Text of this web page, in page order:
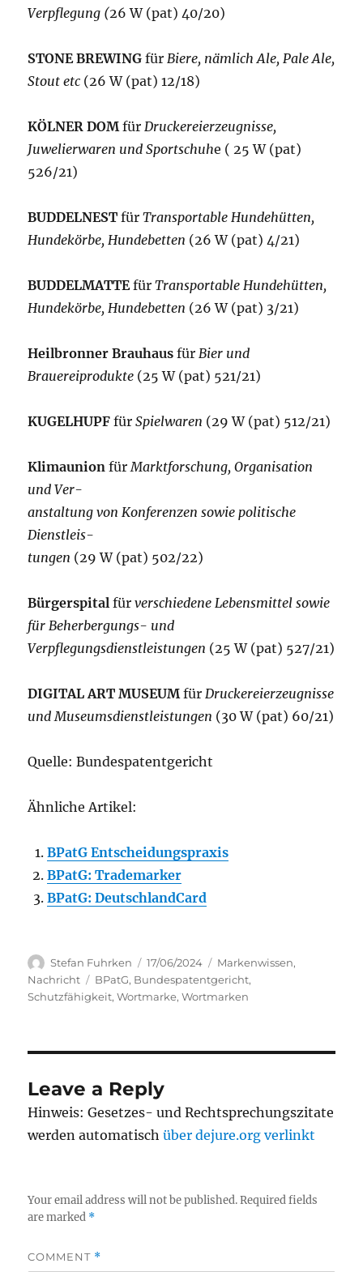
Verpflegung (26 W (pat) 40/20)
STONE BREWING fürBiere, nämlich Ale, Pale Ale,
Stout etc (26 W (pat) 12/18)
KÖLNER DOMfürDruckereierzeugnisse,
Juwelierwaren und Sportschuhe ( 25 W (pat)
526/21)
BUDDELNESTfür Transportable Hundehütten,
Hundekörbe, Hundebetten (26 W (pat) 4/21)
BUDDELMATTEfür Transportable Hundehütten,
Hundekörbe, Hundebetten (26 W (pat) 3/21)
Heilbronner Brauhaus fürBier und
Brauereiprodukte (25 W (pat) 521/21)
KUGELHUPFfürSpielwaren (29 W (pat) 512/21)
KlimaunionfürMarktforschung, Organisation
und Ver-
anstaltung von Konferenzen sowie politische
Dienstleis-
tungen (29 W (pat) 502/22)
Bürgerspitalfürverschiedene Lebensmittel sowie
für Beherbergungs- und
Verpflegungsdienstleistungen (25 W (pat) 527/21)
DIGITAL ART MUSEUMfürDruckereierzeugnisse
und Museumsdienstleistungen (30 W (pat) 60/21)
Quelle: Bundespatentgericht
Ähnliche Artikel:
BPatG Entscheidungspraxis
BPatG: Trademarker
BPatG: DeutschlandCard
Author
Stefan Fuhrken
Posted
on
17/06/2024 Categories
Markenwissen,
Nachricht
Tags
BPatG, Bundespatentgericht,
Schutzfähigkeit,Wortmarke,Wortmarken
Leave a Reply
Hinweis: Gesetzes- und Rechtsprechungszitate
werden automatischüber dejure.org verlinkt
Your email address will not be published. Required fields
are marked *
COMMENT *